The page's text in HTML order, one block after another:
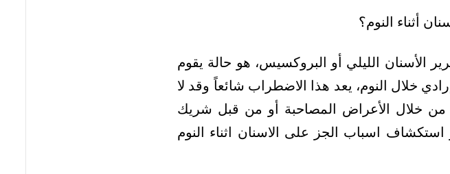
الأسنان الليلي أو البروكسيس، هو حالة يقوم
خلال النوم، يعد هذا الاضطراب شائعاً وقد لا
من خلال الأعراض المصاحبة أو من قبل شريك
استكشاف اسباب الجز على الاسنان اثناء النوم